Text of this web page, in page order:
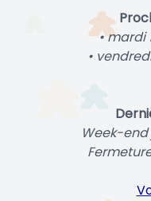
• mardi
•
Week-